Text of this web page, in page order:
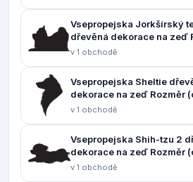
Vsepropejska Jorkšírský
dřevěná dekorace na zeď
(cm): 24 x 38
v 1 obchodě
Vsepropejska Sheltie
dekorace na zeď Rozměr
v 1 obchodě
Vsepropejska Shih-tzu 2
dekorace na zeď Rozměr
v 1 obchodě